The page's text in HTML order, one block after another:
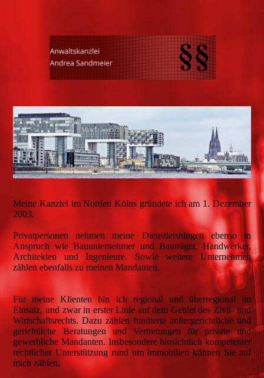
Meine Kanzlei im Norden Kölns gründete ich am 1. Dezember
2003.
Privatpersonen nehmen meine Dienstleistungen ebenso in
Anspruch wie Bauunternehmer und Bauträger, Handwerker,
Architekten und Ingenieure. Sowie weitere Unternehmen
zählen ebenfalls zu meinen Mandanten.
Für meine Klienten bin ich regional und überregional im
Einsatz, und zwar in erster Linie auf dem Gebiet des Zivil- und
Wirtschaftsrechts. Dazu zählen fundierte außergerichtliche und
gerichtliche Beratungen und Vertretungen für private und
gewerbliche Mandanten. Insbesondere hinsichtlich kompetenter
rechtlicher Unterstützung rund um Immobilien können Sie auf
mich zählen.